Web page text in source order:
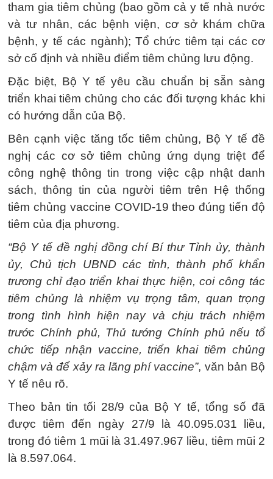
tham gia tiêm chủng (bao gồm cả y tế nhà nước
và tư nhân, các bệnh viện, cơ sở khám chữa
bệnh, y tế các ngành); Tổ chức tiêm tại các cơ
sở cố định và nhiều điểm tiêm chủng lưu động.
Đặc biệt, Bộ Y tế yêu cầu chuẩn bị sẵn sàng
triển khai tiêm chủng cho các đối tượng khác khi
có hướng dẫn của Bộ.
Bên cạnh việc tăng tốc tiêm chủng, Bộ Y tế đề
nghị các cơ sở tiêm chủng ứng dụng triệt để
công nghệ thông tin trong việc cập nhật danh
sách, thông tin của người tiêm trên Hệ thống
tiêm chủng vaccine COVID-19 theo đúng tiến độ
tiêm của địa phương.
“Bộ Y tế đề nghị đồng chí Bí thư Tỉnh ủy, thành
ủy, Chủ tịch UBND các tỉnh, thành phố khẩn
trương chỉ đạo triển khai thực hiện, coi công tác
tiêm chủng là nhiệm vụ trọng tâm, quan trọng
trong tình hình hiện nay và chịu trách nhiệm
trước Chính phủ, Thủ tướng Chính phủ nếu tổ
chức tiếp nhận vaccine, triển khai tiêm chủng
chậm và để xảy ra lãng phí vaccine”, văn bản Bộ
Y tế nêu rõ.
Theo bản tin tối 28/9 của Bộ Y tế, tổng số đã
được tiêm đến ngày 27/9 là 40.095.031 liều,
trong đó tiêm 1 mũi là 31.497.967 liều, tiêm mũi 2
là 8.597.064.